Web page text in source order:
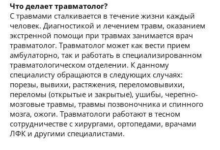
Что делает травматолог?
С травмами сталкивается в течение жизни каждый
человек. Диагностикой и лечением травм, оказанием
экстренной помощи при травмах занимается врач
травматолог. Травматолог может как вести прием
амбулаторно, так и работать в специализированном
травматологическом отделении. К данному
специалисту обращаются в следующих случаях:
порезы, вывихи, растяжения, переломовывихи,
переломы (открытые и закрытые), ушибы, черепно-
мозговые травмы, травмы позвоночника и спинного
мозга, ожоги. Травматологи работают в тесном
сотрудничестве с хирургами, ортопедами, врачами
ЛФК и другими специалистами.